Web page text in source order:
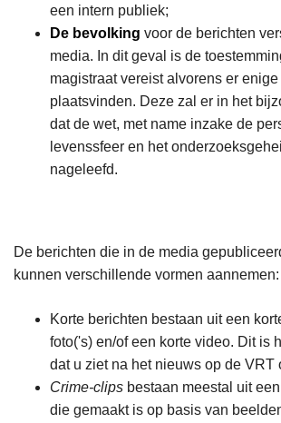
een intern publiek;
De bevolking voor de berichten
media. In dit geval is de
magistraat vereist alvorens er
plaatsvinden. Deze zal er in het
dat de wet, met name inzake de
levenssfeer en het
nageleefd.
De berichten die in de media
kunnen verschillende vormen aannemen:
Korte berichten bestaan uit een
foto('s) en/of een korte video. Dit is
dat u ziet na het nieuws op de VRT
Crime-clips bestaan meestal uit
die gemaakt is op basis van